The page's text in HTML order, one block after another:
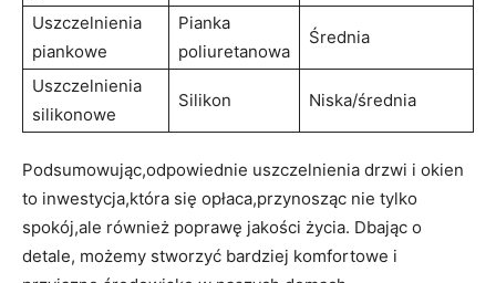
Uszczelnienia
piankowe
Pianka
poliuretanowa
Średnia
Uszczelnienia
silikonowe
Silikon Niska/średnia
Podsumowując,odpowiednie uszczelnienia drzwi i okien‌
to inwestycja,która się opłaca,przynosząc nie ​tylko
spokój,ale również poprawę jakości życia. Dbając o
detale, możemy stworzyć bardziej komfortowe⁣ i⁢